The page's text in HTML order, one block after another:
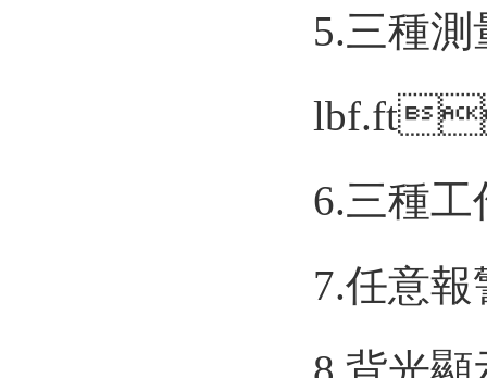
5.三種
6.三種工
7.任意報